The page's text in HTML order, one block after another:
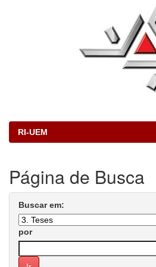
RI-UEM
Página de Busca
Buscar em:
por